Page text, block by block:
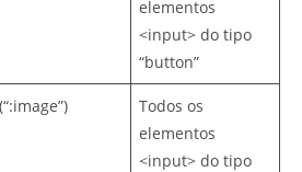
elementos
<input> do tipo
“button”
Todos os
elementos
<input> do tipo